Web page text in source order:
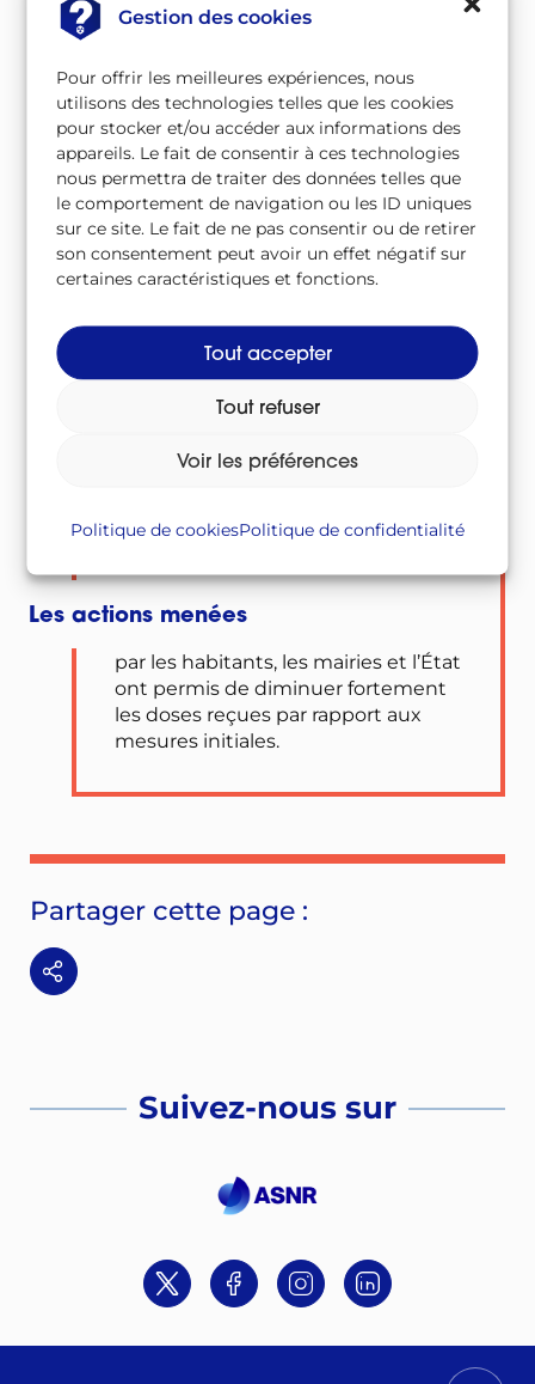
Gestion des cookies
Pour offrir les meilleures expériences, nous
utilisons des technologies telles que les cookies
pour stocker et/ou accéder aux informations des
appareils. Le fait de consentir à ces technologies
nous permettra de traiter des données telles que
le comportement de navigation ou les ID uniques
sur ce site. Le fait de ne pas consentir ou de retirer
son consentement peut avoir un effet négatif sur
certaines caractéristiques et fonctions.
Tout accepter
Tout refuser
Voir les préférences
Politique de cookiesPolitique de confidentialité
différentes actions pour diminuer les doses
ambiantes.
Les actions menées
par les habitants, les mairies et l’État
ont permis de diminuer fortement
les doses reçues par rapport aux
mesures initiales.
Partager cette page :
Suivez-nous sur
TwitterFacebookInstagramLinkedin